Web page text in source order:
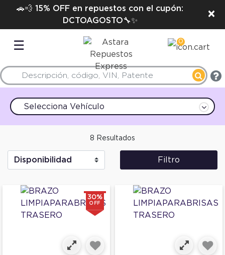
🚗💨 15% OFF en repuestos con el cupón:
DCTOAGOSTO🔧✨
×
☰ 0
Selecciona Vehículo
8 Resultados
Filtro
30%
OFF